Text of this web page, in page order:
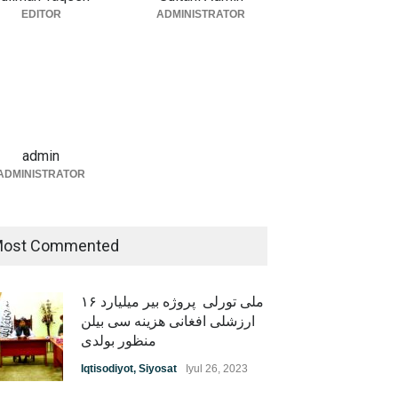
EDITOR ADMINISTRATOR
admin
Commented
۱۶ ملی تورلی پروژه بیر میلیارد
ارزشلی افغانی هزینه سی بیلن
منظور بولدی
Iqtisodiyot, Siyosat Iyul 26, 2023